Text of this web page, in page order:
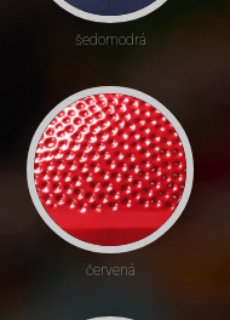
šedomodrá
červená